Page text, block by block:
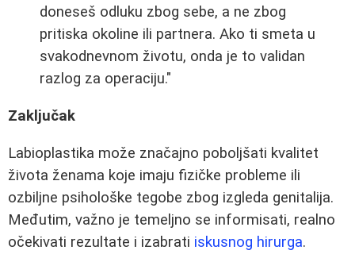
doneseš odluku zbog sebe, a ne zbog
pritiska okoline ili partnera. Ako ti smeta u
svakodnevnom životu, onda je to validan
razlog za operaciju."
Zaključak
Labioplastika može značajno poboljšati kvalitet
života ženama koje imaju fizičke probleme ili
ozbiljne psihološke tegobe zbog izgleda genitalija.
Međutim, važno je temeljno se informisati, realno
očekivati rezultate i izabrati iskusnog hirurga.